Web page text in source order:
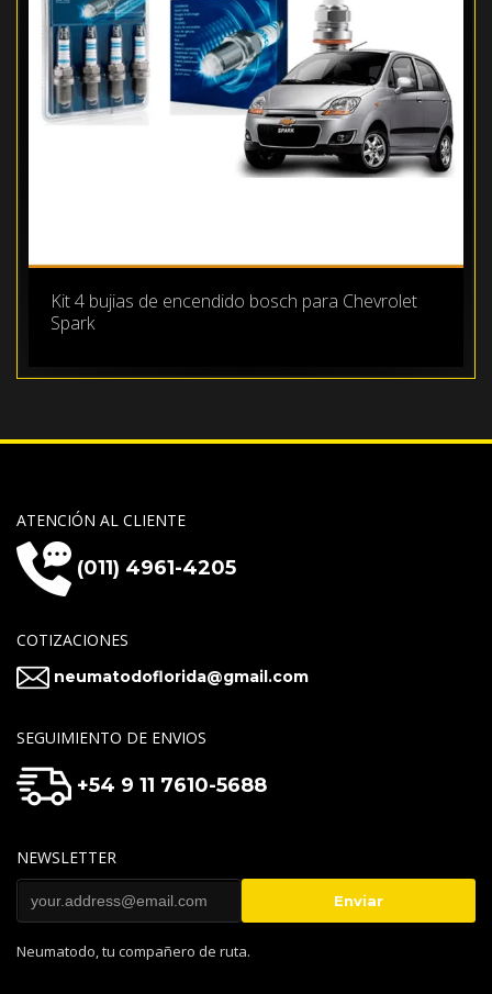
Kit 4 bujias de encendido bosch para Chevrolet
Spark
ATENCIÓN AL CLIENTE
(011) 4961-4205
COTIZACIONES
neumatodoflorida@gmail.com
SEGUIMIENTO DE ENVIOS
+54 9 11 7610-5688
NEWSLETTER
Neumatodo, tu compañero de ruta.